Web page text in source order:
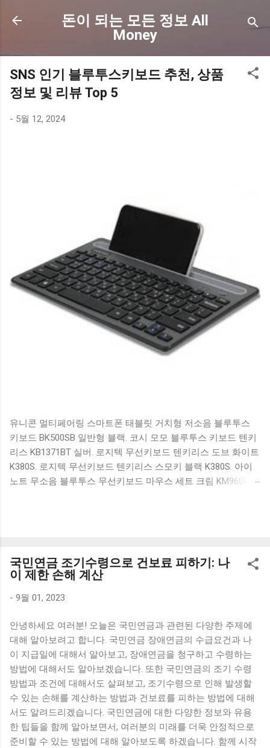
기본 콘텐츠로 건너뛰기
돈이 되는 모든 정보 All
Money
SNS 인기 블루투스키보드 추천, 상품
정보 및 리뷰 Top 5
- 5월 12, 2024
유니콘 멀티페어링 스마트폰 태블릿 거치형 저소음 블루투스
키보드 BK500SB 일반형 블랙. 코시 모모 블루투스 키보드 텐키
리스 KB1371BT 실버. 로지텍 무선키보드 텐키리스 도브 화이트
K380S. 로지텍 무선키보드 텐키리스 스모키 블랙 K380S. 아이
노트 무소음 블루투스 무선키보드 마우스 세트 크림 KM960RB
혜택을 놓치지 마세요. 다양한 할인 혜택과 빠른배송 혜택을 놓
치지 않도록 먼저 확인해보세요. 추가할인 확인하기 상품 하나
를 사더라도 종류도 많고, 가격도 다양해서 결정이 많이 어려우
많을 수 밖에 없습니다. 다양한 상품들을 상세스펙 과 가격 을
꼼꼼히 비교해서 구매하실 수 있도록 순위 추천 해드릴게요. 특
가상품 보러가기 추천상품 Best 유니콘 멀티페어링 스마트폰
태블릿 거치형 저소음 블루투스 키보드, BK-500SB, 일반형, 블
랙 유니콘 멀티페어링 스마트폰 태...
국민연금 조기수령으로 건보료 피하기: 나
이 제한 손해 계산
- 9월 01, 2023
안녕하세요 여러분! 오늘은 국민연금과 관련된 다양한 주제에
대해 알아보려고 합니다. 국민연금 장애연금의 수급요건과 나
이 지급일에 대해서 알아보고, 장애연금을 청구하고 수령하는
방법에 대해서도 알아보겠습니다. 또한 국민연금의 조기 수령
방법과 조건에 대해서도 살펴보고, 조기수령으로 인해 발생할
수 있는 손해를 계산하는 방법과 건보료를 피하는 방법에 대해
서도 알려드리겠습니다. 국민연금에 대한 다양한 정보와 유용
한 팁들을 함께 알아보면서, 여러분의 미래를 더욱 안정적으로
준비할 수 있는 방법에 대해 알아보도록 하겠습니다. 함께 시작